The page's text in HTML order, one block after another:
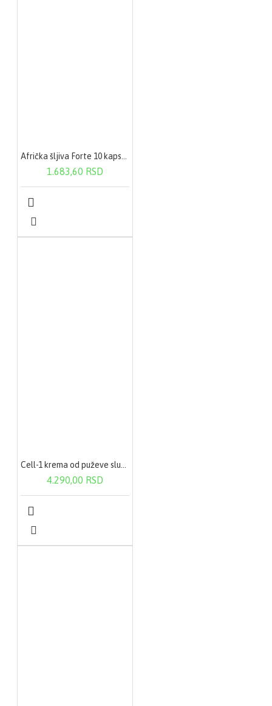
1.683,60 RSD
4.290,00 RSD